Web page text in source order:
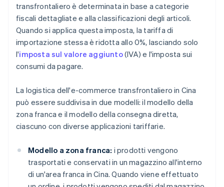
transfrontaliero è determinata in base a categorie
fiscali dettagliate e alla classificazioni degli articoli.
Quando si applica questa imposta, la tariffa di
importazione stessa è ridotta allo 0%, lasciando solo
l'imposta sul valore aggiunto(IVA) e l'imposta sui
consumi da pagare.
La logistica dell'e-commerce transfrontaliero in Cina
può essere suddivisa in due modelli: il modello della
zona franca e il modello della consegna diretta,
ciascuno con diverse applicazioni tariffarie.
Modello a zona franca: i prodotti vengono
trasportati e conservati in un magazzino all'interno
di un'area franca in Cina. Quando viene effettuato